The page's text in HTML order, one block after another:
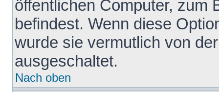
öffentlichen Computer, zum
befindest. Wenn diese
wurde sie vermutlich von
ausgeschaltet.
Nach oben